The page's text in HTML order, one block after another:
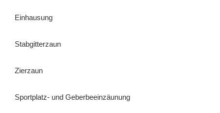
Einhausung
Stabgitterzaun
Zierzaun
Sportplatz- und Geberbeeinzäunung